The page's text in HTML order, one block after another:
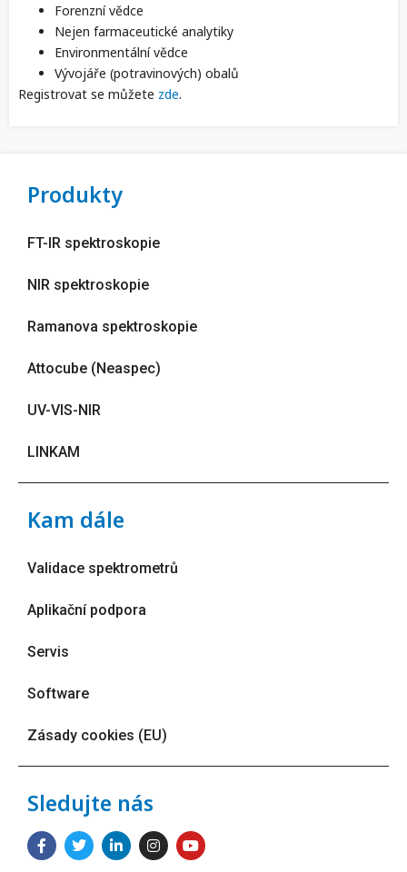
Forenzní vědce
Nejen farmaceutické analytiky
Environmentální vědce
Vývojáře (potravinových) obalů
Registrovat se můžete zde.
Produkty
FT-IR spektroskopie
NIR spektroskopie
Ramanova spektroskopie
Attocube (Neaspec)
UV-VIS-NIR
LINKAM
Kam dále
Validace spektrometrů
Aplikační podpora
Servis
Software
Zásady cookies (EU)
Sledujte nás